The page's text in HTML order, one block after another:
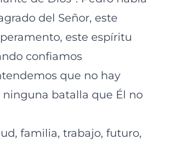
del Señor, este
este espíritu
confiamos
que no hay
batalla que Él no
familia, trabajo, futuro,